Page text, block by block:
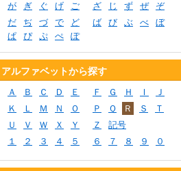
が
ぎ ぐ げ ご ざ じ ず ぜ
ぞ
だ
ぢ づ で ど ば び ぶ べ
ぼ
ぱ
ぴ ぷ ぺ ぽ
アルファベットから探す
Ａ Ｂ Ｃ Ｄ Ｅ Ｆ Ｇ Ｈ Ｉ
Ｊ
Ｋ
Ｌ Ｍ Ｎ Ｏ Ｐ Ｑ Ｒ Ｓ
Ｔ
Ｕ
Ｖ Ｗ Ｘ Ｙ Ｚ
記号
１
２ ３ ４ ５ ６ ７ ８ ９ ０